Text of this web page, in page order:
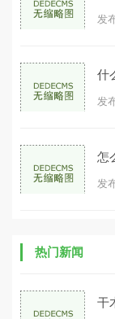
发
什
发
怎
发
热门新闻
干